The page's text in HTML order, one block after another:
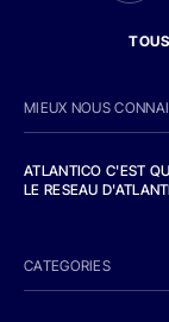
MIEUX NOUS
ATLANTICO C'EST
LE RESEAU
CATEGORIES